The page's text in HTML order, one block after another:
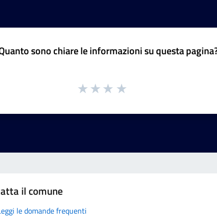
sono chiare le informazioni su questa
il comune
le domande frequenti